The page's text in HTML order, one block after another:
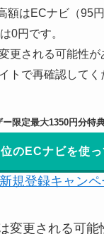
額はECナビ（95
0円です。
更される可能性が
トで再確認してく
ー限定最大1350円分特
のECナビを使っ
規登録キャン
変更される可能